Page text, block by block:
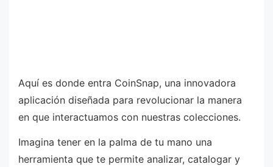
Aquí es donde entra CoinSnap, una innovadora
aplicación diseñada para revolucionar la manera
en que interactuamos con nuestras colecciones.
Imagina tener en la palma de tu mano una
herramienta que te permite analizar, catalogar y